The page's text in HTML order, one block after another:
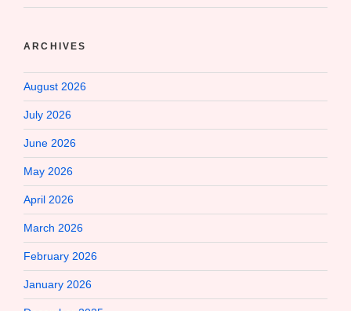
ARCHIVES
August 2026
July 2026
June 2026
May 2026
April 2026
March 2026
February 2026
January 2026